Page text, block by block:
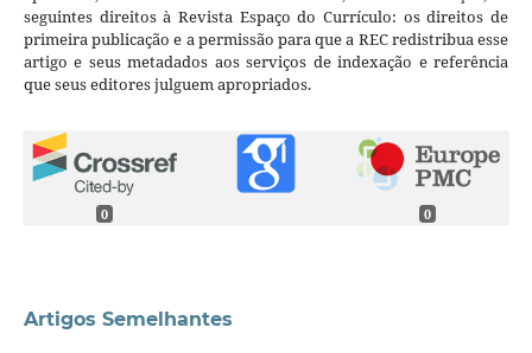
seguintes direitos à Revista Espaço do Currículo: os direitos de
primeira publicação e a permissão para que a REC redistribua esse
artigo e seus metadados aos serviços de indexação e referência
que seus editores julguem apropriados.
0 0
Artigos Semelhantes